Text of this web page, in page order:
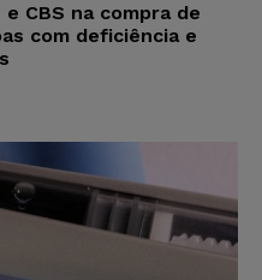
CBS na compra de
com deficiência e